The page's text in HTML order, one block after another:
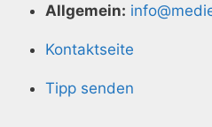
Allgemein:
Kontaktseite
Tipp senden